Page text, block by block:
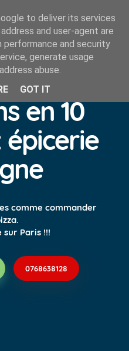
des
en 10
épicerie
comme commander
sur Paris !!!
0768638128
to deliver its services
and user-agent are
performance and security
generate usage
abuse.
GOT IT